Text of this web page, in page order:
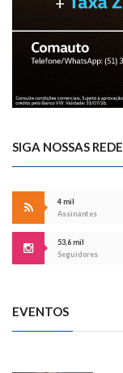
SIGA NOSSAS
4 mil
Assinantes
53,6 mil
Seguidores
EVENTOS